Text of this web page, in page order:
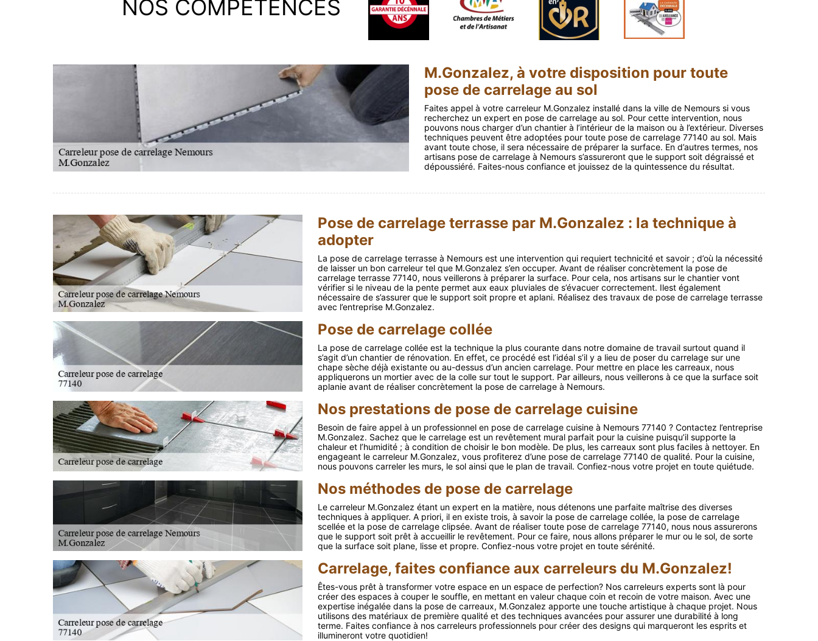
NOS COMPÉTENCES
M.Gonzalez, à votre disposition pour toute
pose de carrelage au sol
Faites appel à votre carreleur M.Gonzalez installé dans la ville de Nemours si vous
recherchez un expert en pose de carrelage au sol. Pour cette intervention, nous
pouvons nous charger d’un chantier à l’intérieur de la maison ou à l’extérieur. Diverses
techniques peuvent être adoptées pour toute pose de carrelage 77140 au sol. Mais
avant toute chose, il sera nécessaire de préparer la surface. En d’autres termes, nos
artisans pose de carrelage à Nemours s’assureront que le support soit dégraissé et
dépoussiéré. Faites-nous confiance et jouissez de la quintessence du résultat.
Pose de carrelage terrasse par M.Gonzalez : la technique à
adopter
La pose de carrelage terrasse à Nemours est une intervention qui requiert technicité et savoir ; d’où la nécessité
de laisser un bon carreleur tel que M.Gonzalez s’en occuper. Avant de réaliser concrètement la pose de
carrelage terrasse 77140, nous veillerons à préparer la surface. Pour cela, nos artisans sur le chantier vont
vérifier si le niveau de la pente permet aux eaux pluviales de s’évacuer correctement. Ilest également
nécessaire de s’assurer que le support soit propre et aplani. Réalisez des travaux de pose de carrelage terrasse
avec l’entreprise M.Gonzalez.
Pose de carrelage collée
La pose de carrelage collée est la technique la plus courante dans notre domaine de travail surtout quand il
s’agit d’un chantier de rénovation. En effet, ce procédé est l’idéal s’il y a lieu de poser du carrelage sur une
chape sèche déjà existante ou au-dessus d’un ancien carrelage. Pour mettre en place les carreaux, nous
appliquerons un mortier avec de la colle sur tout le support. Par ailleurs, nous veillerons à ce que la surface soit
aplanie avant de réaliser concrètement la pose de carrelage à Nemours.
Nos prestations de pose de carrelage cuisine
Besoin de faire appel à un professionnel en pose de carrelage cuisine à Nemours 77140 ? Contactez l’entreprise
M.Gonzalez. Sachez que le carrelage est un revêtement mural parfait pour la cuisine puisqu’il supporte la
chaleur et l’humidité ; à condition de choisir le bon modèle. De plus, les carreaux sont plus faciles à nettoyer. En
engageant le carreleur M.Gonzalez, vous profiterez d’une pose de carrelage 77140 de qualité. Pour la cuisine,
nous pouvons carreler les murs, le sol ainsi que le plan de travail. Confiez-nous votre projet en toute quiétude.
Nos méthodes de pose de carrelage
Le carreleur M.Gonzalez étant un expert en la matière, nous détenons une parfaite maîtrise des diverses
techniques à appliquer. A priori, il en existe trois, à savoir la pose de carrelage collée, la pose de carrelage
scellée et la pose de carrelage clipsée. Avant de réaliser toute pose de carrelage 77140, nous nous assurerons
que le support soit prêt à accueillir le revêtement. Pour ce faire, nous allons préparer le mur ou le sol, de sorte
que la surface soit plane, lisse et propre. Confiez-nous votre projet en toute sérénité.
Carrelage, faites confiance aux carreleurs du M.Gonzalez!
Êtes-vous prêt à transformer votre espace en un espace de perfection? Nos carreleurs experts sont là pour
créer des espaces à couper le souffle, en mettant en valeur chaque coin et recoin de votre maison. Avec une
expertise inégalée dans la pose de carreaux, M.Gonzalez apporte une touche artistique à chaque projet. Nous
utilisons des matériaux de première qualité et des techniques avancées pour assurer une durabilité à long
terme. Faites confiance à nos carreleurs professionnels pour créer des designs qui marqueront les esprits et
illumineront votre quotidien!